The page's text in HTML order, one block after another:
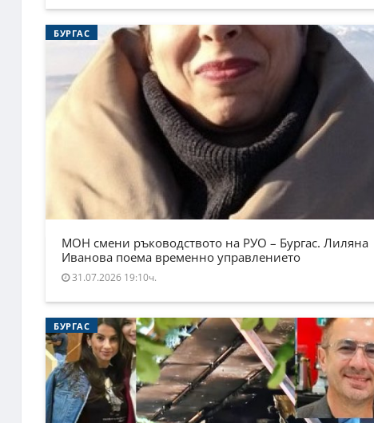
БУРГАС
МОН смени ръководството на РУО – Бургас. Лиляна
Иванова поема временно управлението
31.07.2026 19:10ч.
БУРГАС